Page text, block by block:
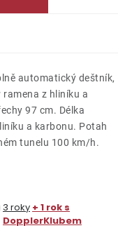
automatický deštník,
z hliníku a
97 cm. Délka
a karbonu. Potah
tunelu 100 km/h.
3 roky + 1 rok s
DopplerKlubem